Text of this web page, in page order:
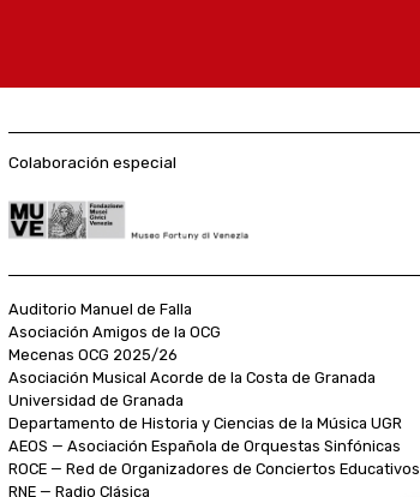
Colaboración especial
Auditorio Manuel de Falla
Asociación Amigos de la OCG
Mecenas OCG 2025/26
Asociación Musical Acorde de la Costa de Granada
Universidad de Granada
Departamento de Historia y Ciencias de la Música UGR
AEOS — Asociación Española de Orquestas Sinfónicas
ROCE — Red de Organizadores de Conciertos Educativos
RNE — Radio Clásica